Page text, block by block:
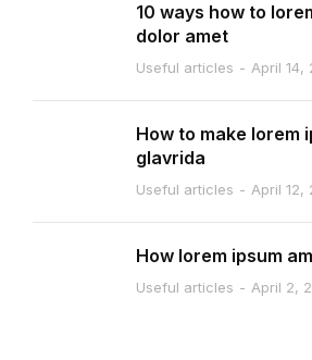
10 ways how to
dolor amet
Useful articles April 14,
How to make lorem
glavrida
Useful articles April 12,
How lorem ipsum
Useful articles April 2,